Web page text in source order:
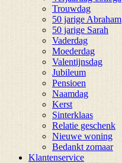
Trouwdag
50 jarige Abraham
50 jarige Sarah
Vaderdag
Moederdag
Valentijnsdag
Jubileum
Pensioen
Naamdag
Kerst
Sinterklaas
Relatie geschenk
Nieuwe woning
Bedankt zomaar
Klantenservice